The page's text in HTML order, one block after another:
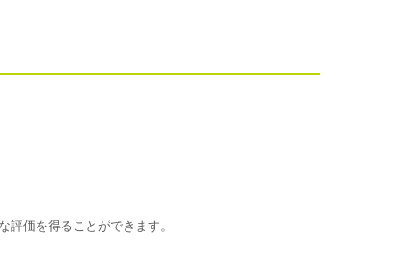
価を得ることができます。